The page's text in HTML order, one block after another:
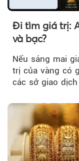
Đi tìm giá trị:
và bạc?
Nếu sáng mai
trị của vàng có
các sở giao